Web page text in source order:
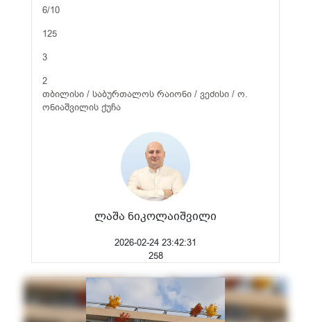
6/10
125
3
2
თბილისი / საბურთალოს რაიონი / ვეძისი / ო.
ონიაშვილის ქუჩა
ლაშა ნიკოლაიშვილი
2026-02-24 23:42:31
258